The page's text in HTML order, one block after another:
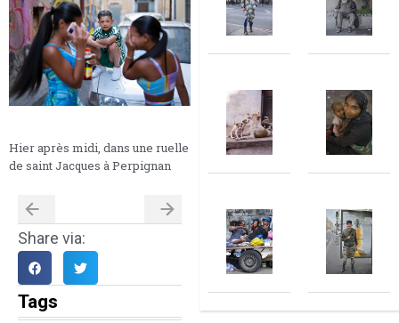
Hier après midi, dans une ruelle
de saint Jacques à Perpignan
Share via:
Tags